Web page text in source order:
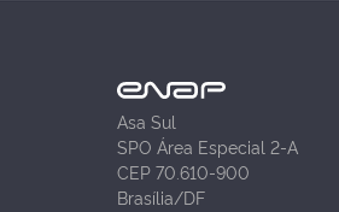
Asa Sul
SPO Área Especial 2-A
CEP 70.610-900
Brasília/DF